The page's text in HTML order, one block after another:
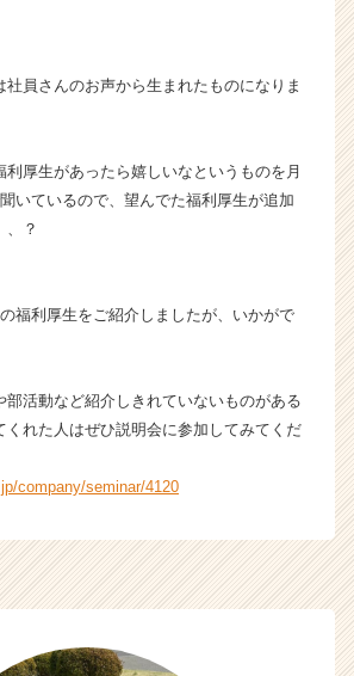
社員さんのお声から生まれたものになりま
利厚生があったら嬉しいなというものを月
いているので、望んでた福利厚生が追加
、？
福利厚生をご紹介しましたが、いかがで
部活動など紹介しきれていないものがある
くれた人はぜひ説明会に参加してみてくだ
company/seminar/4120